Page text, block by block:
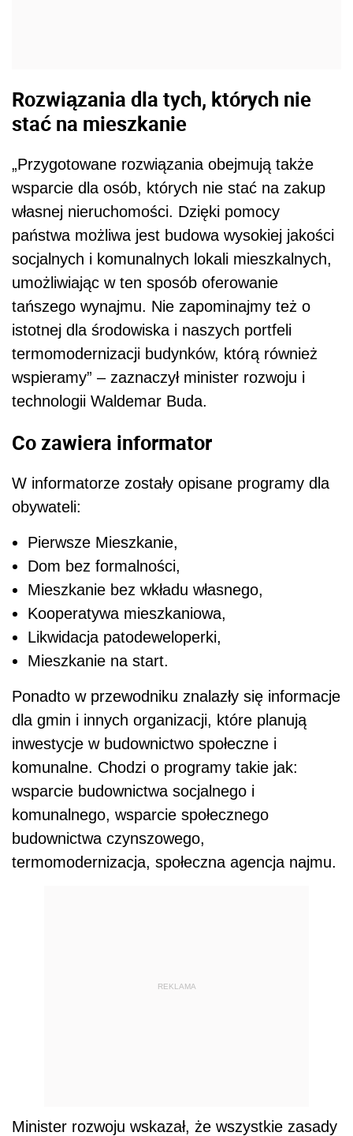
Rozwiązania dla tych, których nie
stać na mieszkanie
„Przygotowane rozwiązania obejmują także
wsparcie dla osób, których nie stać na zakup
własnej nieruchomości. Dzięki pomocy
państwa możliwa jest budowa wysokiej jakości
socjalnych i komunalnych lokali mieszkalnych,
umożliwiając w ten sposób oferowanie
tańszego wynajmu. Nie zapominajmy też o
istotnej dla środowiska i naszych portfeli
termomodernizacji budynków, którą również
wspieramy” – zaznaczył minister rozwoju i
technologii Waldemar Buda.
Co zawiera informator
W informatorze zostały opisane programy dla
obywateli:
Pierwsze Mieszkanie,
Dom bez formalności,
Mieszkanie bez wkładu własnego,
Kooperatywa mieszkaniowa,
Likwidacja patodeweloperki,
Mieszkanie na start.
Ponadto w przewodniku znalazły się informacje
dla gmin i innych organizacji, które planują
inwestycje w budownictwo społeczne i
komunalne. Chodzi o programy takie jak:
wsparcie budownictwa socjalnego i
komunalnego, wsparcie społecznego
budownictwa czynszowego,
termomodernizacja, społeczna agencja najmu.
REKLAMA
Minister rozwoju wskazał, że wszystkie zasady